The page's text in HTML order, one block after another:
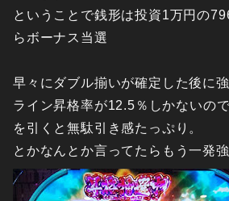
ということで銭形は投資1万円の
らボーナス当選
早々にダブル揃いが確定した後に
ライン昇格率が12.5％しかないの
を引くと無駄引き感たっぷり。
とかなんとか言ってたらもう一発